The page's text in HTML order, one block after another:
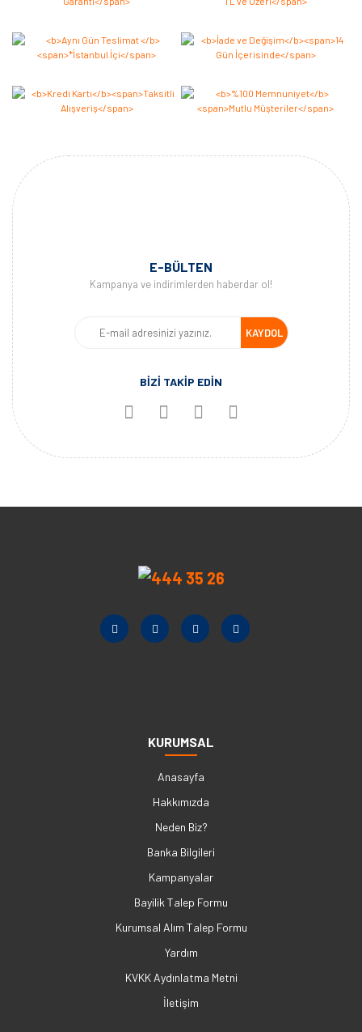
E-BÜLTEN
Kampanya ve indirimlerden haberdar ol!
KAYDOL
BİZİ TAKİP EDİN
KURUMSAL
Anasayfa
Hakkımızda
Neden Biz?
Banka Bilgileri
Kampanyalar
Bayilik Talep Formu
Kurumsal Alım Talep Formu
Yardım
KVKK Aydınlatma Metni
İletişim